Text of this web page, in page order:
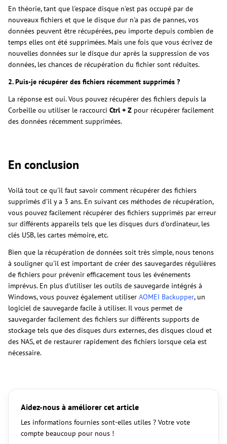
En théorie, tant que l'espace disque n'est pas occupé par de
nouveaux fichiers et que le disque dur n'a pas de pannes, vos
données peuvent être récupérées, peu importe depuis combien de
temps elles ont été supprimées. Mais une fois que vous écrivez de
nouvelles données sur le disque dur après la suppression de vos
données, les chances de récupération du fichier sont réduites.
2. Puis-je récupérer des fichiers récemment supprimés ?
La réponse est oui. Vous pouvez récupérer des fichiers depuis la
Corbeille ou utiliser le raccourci Ctrl + Z pour récupérer facilement
des données récemment supprimées.
En conclusion
Voilà tout ce qu'il faut savoir comment récupérer des fichiers
supprimés d'il y a 3 ans. En suivant ces méthodes de récupération,
vous pouvez facilement récupérer des fichiers supprimés par erreur
sur différents appareils tels que les disques durs d'ordinateur, les
clés USB, les cartes mémoire, etc.
Bien que la récupération de données soit très simple, nous tenons
à souligner qu'il est important de créer des sauvegardes régulières
de fichiers pour prévenir efficacement tous les événements
imprévus. En plus d'utiliser les outils de sauvegarde intégrés à
Windows, vous pouvez également utiliser AOMEI Backupper, un
logiciel de sauvegarde facile à utiliser. Il vous permet de
sauvegarder facilement des fichiers sur différents supports de
stockage tels que des disques durs externes, des disques cloud et
des NAS, et de restaurer rapidement des fichiers lorsque cela est
nécessaire.
Aidez-nous à améliorer cet article
Les informations fournies sont-elles utiles ? Votre vote
compte beaucoup pour nous !